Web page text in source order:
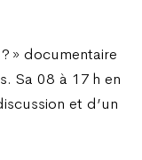
» documentaire
Sa 08 à 17 h en
et d’un